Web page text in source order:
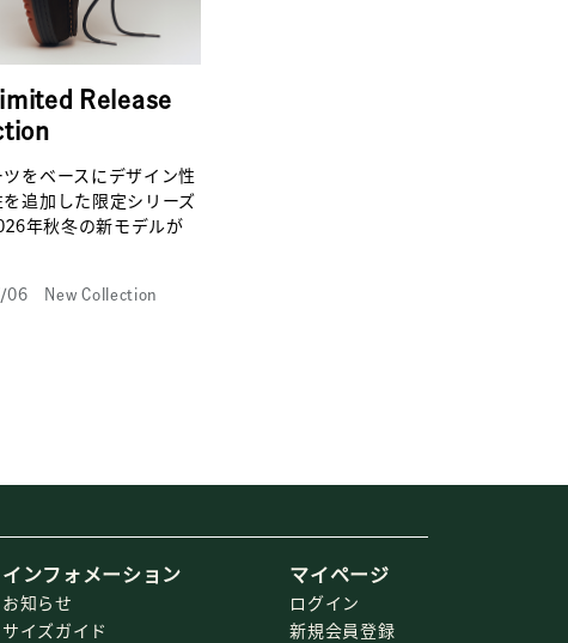
Release
をベースにデザイン性
を追加した限定シリーズ
年秋冬の新モデルが
06
New Collection
インフォメーション
お知らせ
サイズガイド
マイページ
ログイン
新規会員登録